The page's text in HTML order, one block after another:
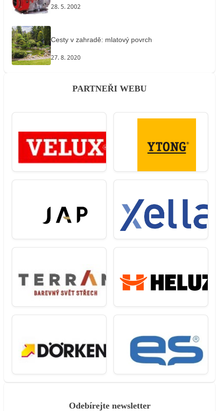
28. 5. 2002
Cesty v zahradě: mlatový povrch
27. 8. 2020
PARTNEŘI WEBU
Odebírejte newsletter